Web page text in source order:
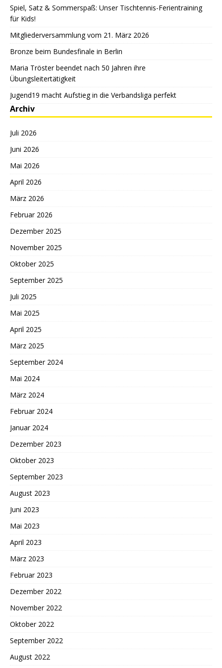
Spiel, Satz & Sommerspaß: Unser Tischtennis-Ferientraining
für Kids!
Mitgliederversammlung vom 21. März 2026
Bronze beim Bundesfinale in Berlin
Maria Tröster beendet nach 50 Jahren ihre
Übungsleitertätigkeit
Jugend19 macht Aufstieg in die Verbandsliga perfekt
Archiv
Juli 2026
Juni 2026
Mai 2026
April 2026
März 2026
Februar 2026
Dezember 2025
November 2025
Oktober 2025
September 2025
Juli 2025
Mai 2025
April 2025
März 2025
September 2024
Mai 2024
März 2024
Februar 2024
Januar 2024
Dezember 2023
Oktober 2023
September 2023
August 2023
Juni 2023
Mai 2023
April 2023
März 2023
Februar 2023
Dezember 2022
November 2022
Oktober 2022
September 2022
August 2022